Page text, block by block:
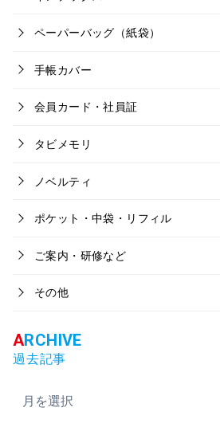
ペーパーバッグ（紙袋）
手帳カバー
会員カード・社員証
タビメモリ
ノベルティ
ポケット・中袋・リフィル
ご案内・研修など
その他
過去記事
ー